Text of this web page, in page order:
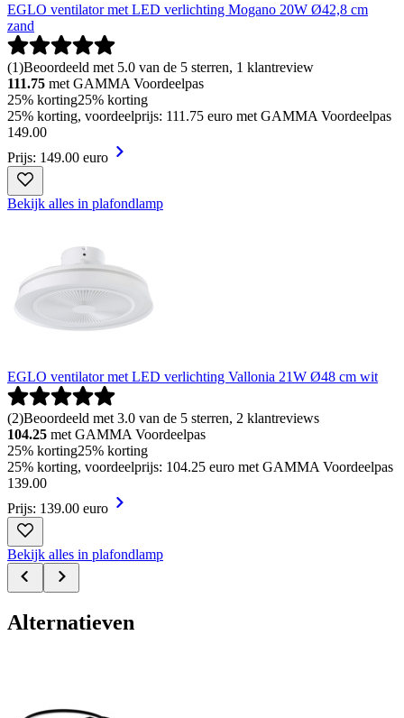
EGLO ventilator met LED verlichting Mogano 20W Ø42,8 cm
zand
(1)Beoordeeld met 5.0 van de 5 sterren, 1 klantreview
111.75 met GAMMA Voordeelpas
25% korting25% korting
25% korting, voordeelprijs: 111.75 euro met GAMMA Voordeelpas
149.00
Prijs: 149.00 euro
Bekijk alles in plafondlamp
EGLO ventilator met LED verlichting Vallonia 21W Ø48 cm wit
(2)Beoordeeld met 3.0 van de 5 sterren, 2 klantreviews
104.25 met GAMMA Voordeelpas
25% korting25% korting
25% korting, voordeelprijs: 104.25 euro met GAMMA Voordeelpas
139.00
Prijs: 139.00 euro
Bekijk alles in plafondlamp
Alternatieven